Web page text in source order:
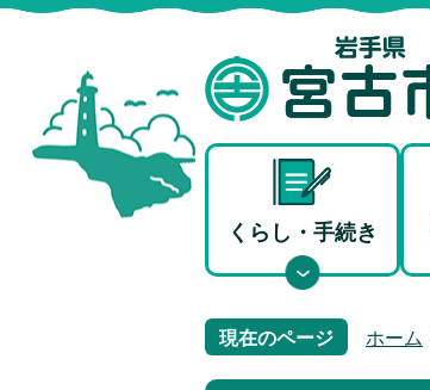
くらし・手続き
現在のページ ホーム